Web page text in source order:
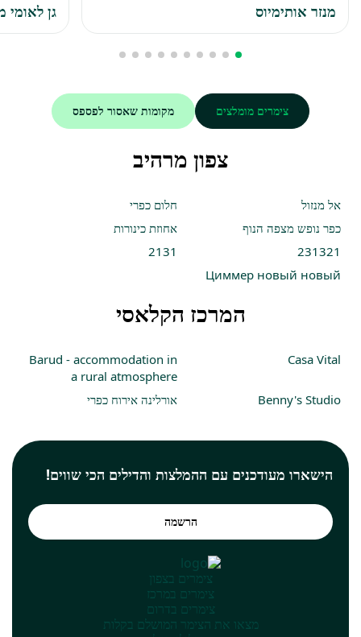
מנזר אותימיוס גן לאומי
צימרים מומלצים מקומות שאסור לפספס
צפון מרהיב
אל מנזול
חלום כפרי
כפר נופש מצפה הנוף
אחוזת כינורות
231321
2131
Циммер новый новый
המרכז הקלאסי
Casa Vital
Barud - accommodation in
a rural atmosphere
Benny's Studio
אורלינה אירוח כפרי
הישארו מעודכנים עם ההמלצות והדילים הכי שווים!
הרשמה
צימרים בצפון
צימרים במרכז
צימרים בדרום
מצאו את הצימר המושלם בקלות